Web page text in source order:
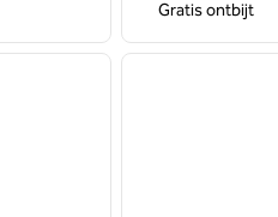
Gratis ontbijt
volgende afbeelding
1 van 12